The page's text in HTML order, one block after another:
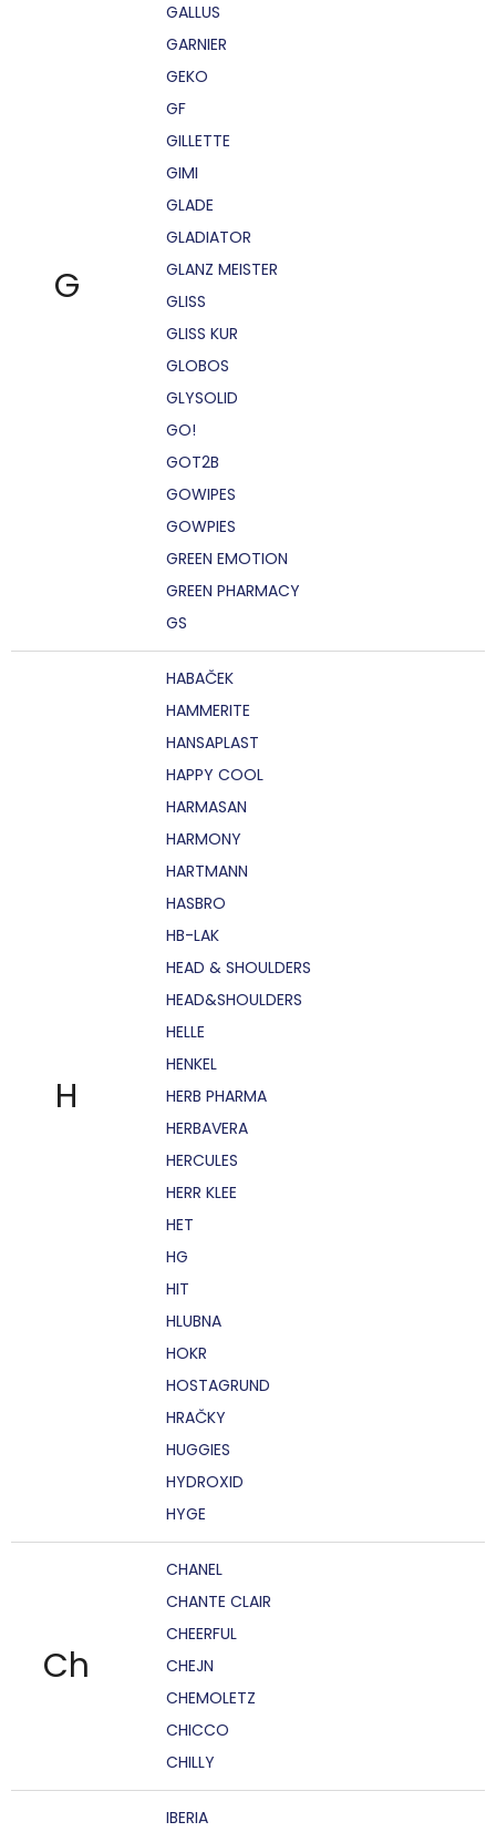
G
GALLUS
GARNIER
GEKO
GF
GILLETTE
GIMI
GLADE
GLADIATOR
GLANZ MEISTER
GLISS
GLISS KUR
GLOBOS
GLYSOLID
GO!
GOT2B
GOWIPES
GOWPIES
GREEN EMOTION
GREEN PHARMACY
GS
H
HABAČEK
HAMMERITE
HANSAPLAST
HAPPY COOL
HARMASAN
HARMONY
HARTMANN
HASBRO
HB-LAK
HEAD & SHOULDERS
HEAD&SHOULDERS
HELLE
HENKEL
HERB PHARMA
HERBAVERA
HERCULES
HERR KLEE
HET
HG
HIT
HLUBNA
HOKR
HOSTAGRUND
HRAČKY
HUGGIES
HYDROXID
HYGE
Ch
CHANEL
CHANTE CLAIR
CHEERFUL
CHEJN
CHEMOLETZ
CHICCO
CHILLY
IBERIA